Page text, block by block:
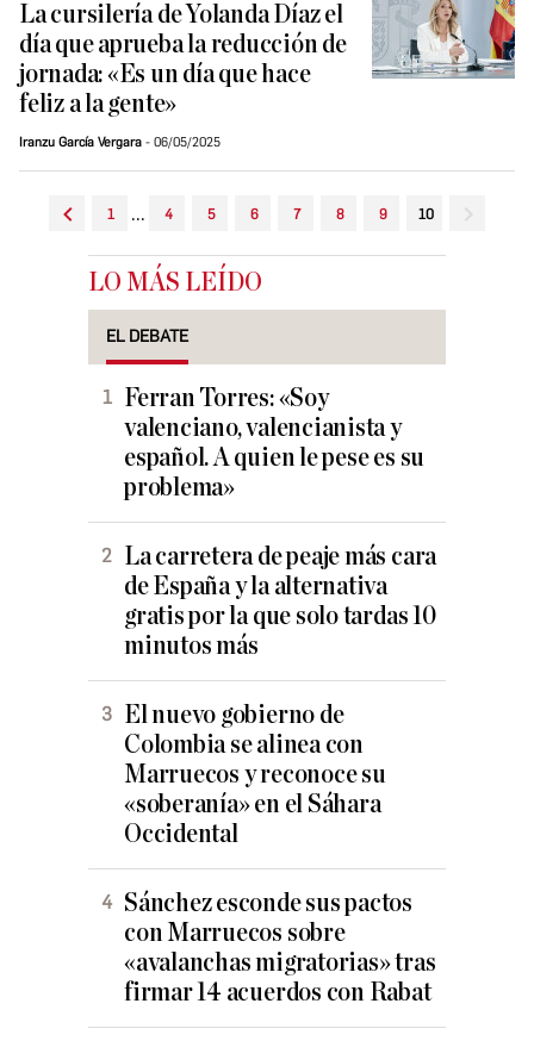
La cursilería de Yolanda Díaz el
día que aprueba la reducción de
jornada: «Es un día que hace
feliz a la gente»
Iranzu García Vergara 06/05/2025
1 ... 4 5 6 7 8 9 10
LO MÁS LEÍDO
EL DEBATE
Ferran Torres: «Soy
valenciano, valencianista y
español. A quien le pese es su
problema»
La carretera de peaje más cara
de España y la alternativa
gratis por la que solo tardas 10
minutos más
El nuevo gobierno de
Colombia se alinea con
Marruecos y reconoce su
«soberanía» en el Sáhara
Occidental
Sánchez esconde sus pactos
con Marruecos sobre
«avalanchas migratorias» tras
firmar 14 acuerdos con Rabat